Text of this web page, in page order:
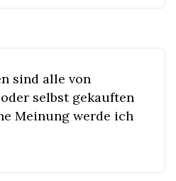
sind alle von
selbst gekauften
Meinung werde ich